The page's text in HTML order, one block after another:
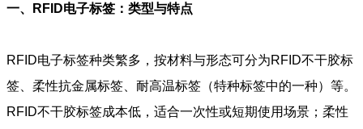
一、RFID电子标签：类型与特点
RFID电子标签种类繁多，按材料与形态可分为RFID不干胶标
签、柔性抗金属标签、耐高温标签（特种标签中的一种）等。
RFID不干胶标签成本低，适合一次性或短期使用场景；柔性